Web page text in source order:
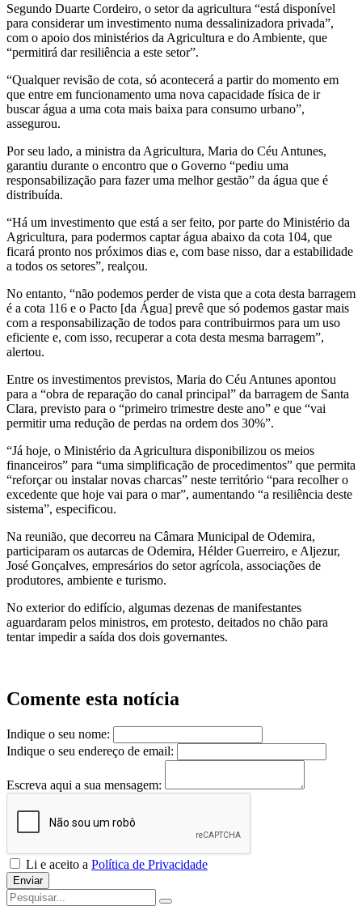
Segundo Duarte Cordeiro, o setor da agricultura “está disponível
para considerar um investimento numa dessalinizadora privada”,
com o apoio dos ministérios da Agricultura e do Ambiente, que
“permitirá dar resiliência a este setor”.
“Qualquer revisão de cota, só acontecerá a partir do momento em
que entre em funcionamento uma nova capacidade física de ir
buscar água a uma cota mais baixa para consumo urbano”,
assegurou.
Por seu lado, a ministra da Agricultura, Maria do Céu Antunes,
garantiu durante o encontro que o Governo “pediu uma
responsabilização para fazer uma melhor gestão” da água que é
distribuída.
“Há um investimento que está a ser feito, por parte do Ministério da
Agricultura, para podermos captar água abaixo da cota 104, que
ficará pronto nos próximos dias e, com base nisso, dar a estabilidade
a todos os setores”, realçou.
No entanto, “não podemos perder de vista que a cota desta barragem
é a cota 116 e o Pacto [da Água] prevê que só podemos gastar mais
com a responsabilização de todos para contribuirmos para um uso
eficiente e, com isso, recuperar a cota desta mesma barragem”,
alertou.
Entre os investimentos previstos, Maria do Céu Antunes apontou
para a “obra de reparação do canal principal” da barragem de Santa
Clara, previsto para o “primeiro trimestre deste ano” e que “vai
permitir uma redução de perdas na ordem dos 30%”.
“Já hoje, o Ministério da Agricultura disponibilizou os meios
financeiros” para “uma simplificação de procedimentos” que permita
“reforçar ou instalar novas charcas” neste território “para recolher o
excedente que hoje vai para o mar”, aumentando “a resiliência deste
sistema”, especificou.
Na reunião, que decorreu na Câmara Municipal de Odemira,
participaram os autarcas de Odemira, Hélder Guerreiro, e Aljezur,
José Gonçalves, empresários do setor agrícola, associações de
produtores, ambiente e turismo.
No exterior do edifício, algumas dezenas de manifestantes
aguardaram pelos ministros, em protesto, deitados no chão para
tentar impedir a saída dos dois governantes.
Comente esta notícia
Indique o seu nome:
Indique o seu endereço de email:
Escreva aqui a sua mensagem:
Li e aceito a Política de Privacidade
Enviar